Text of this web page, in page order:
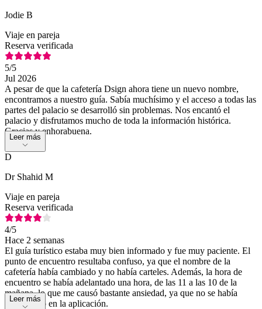
Jodie B
Viaje en pareja
Reserva verificada
5/5
Jul 2026
A pesar de que la cafetería Dsign ahora tiene un nuevo nombre,
encontramos a nuestro guía. Sabía muchísimo y el acceso a todas las
partes del palacio se desarrolló sin problemas. Nos encantó el
palacio y disfrutamos mucho de toda la información histórica.
Gracias y enhorabuena.
Leer más
D
Dr Shahid M
Viaje en pareja
Reserva verificada
4/5
Hace 2 semanas
El guía turístico estaba muy bien informado y fue muy paciente. El
punto de encuentro resultaba confuso, ya que el nombre de la
cafetería había cambiado y no había carteles. Además, la hora de
encuentro se había adelantado una hora, de las 11 a las 10 de la
mañana, lo que me causó bastante ansiedad, ya que no se había
actualizado en la aplicación.
Leer más